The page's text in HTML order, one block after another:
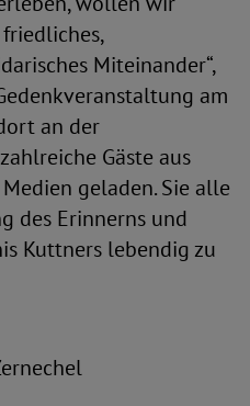
Miteinander“,
am
an der
Gäste aus
geladen. Sie alle
des Erinnerns und
Kuttners lebendig zu